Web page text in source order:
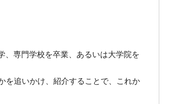
、専門学校を卒業、あるいは大学院を
を追いかけ、紹介することで、これか